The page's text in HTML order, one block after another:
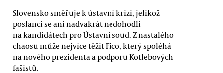
Slovensko směřuje k ústavní krizi, jelikož
poslanci se ani nadvakrát nedohodli
na kandidátech pro Ústavní soud. Z nastalého
chaosu může nejvíce těžit Fico, který spoléhá
na nového prezidenta a podporu Kotlebových
fašistů.